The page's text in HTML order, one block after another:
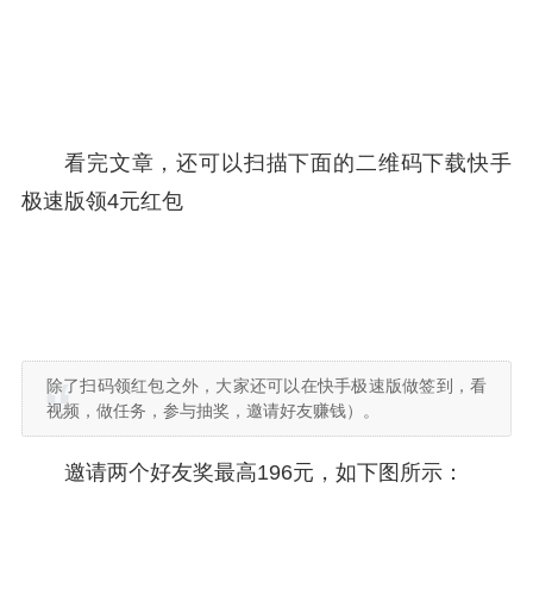
看完文章，还可以扫描下面的二维码下载快手
极速版领4元红包
除了扫码领红包之外，大家还可以在快手极速版做签到，看
视频，做任务，参与抽奖，邀请好友赚钱）。
邀请两个好友奖最高196元，如下图所示：